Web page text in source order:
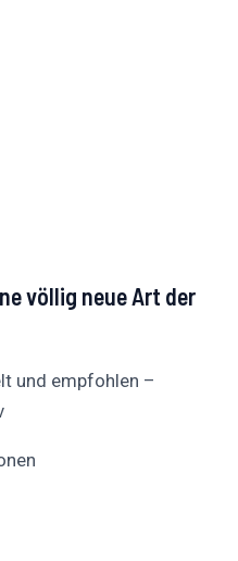
völlig neue Art der
und empfohlen –